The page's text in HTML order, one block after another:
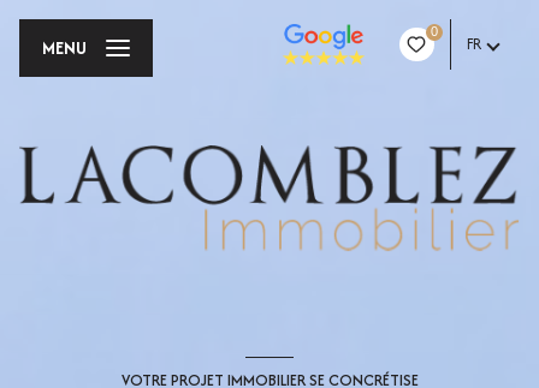
0
FR
MENU
VOTRE PROJET IMMOBILIER SE CONCRÉTISE